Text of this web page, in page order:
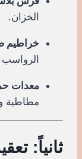
الخزان.
خراطيم ضغط
الرواسب
معدات
مطاطية
ثانياً: